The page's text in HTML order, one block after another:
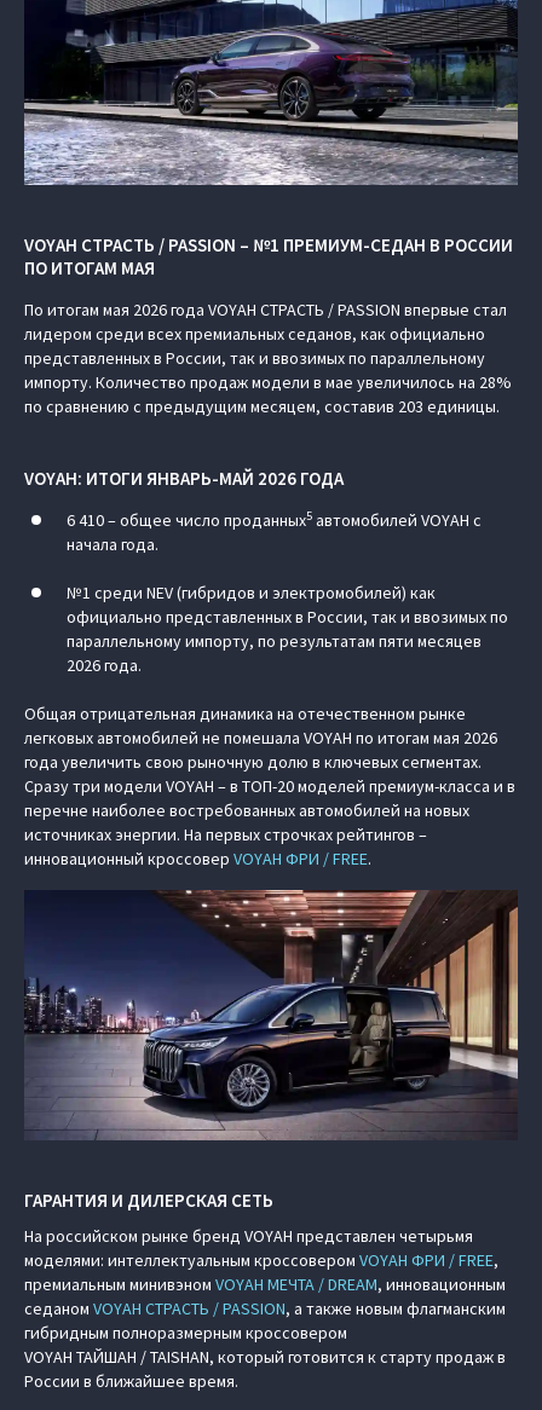
VOYAH СТРАСТЬ / PASSION – №1 ПРЕМИУМ-СЕДАН В РОССИИ
ПО ИТОГАМ МАЯ
По итогам мая 2026 года VOYAH СТРАСТЬ / PASSION впервые стал
лидером среди всех премиальных седанов, как официально
представленных в России, так и ввозимых по параллельному
импорту. Количество продаж модели в мае увеличилось на 28%
по сравнению с предыдущим месяцем, составив 203 единицы.
VOYAH: ИТОГИ ЯНВАРЬ-МАЙ 2026 ГОДА
6 410 – общее число проданных5 автомобилей VOYAH с
начала года.
№1 среди NEV (гибридов и электромобилей) как
официально представленных в России, так и ввозимых по
параллельному импорту, по результатам пяти месяцев
2026 года.
Общая отрицательная динамика на отечественном рынке
легковых автомобилей не помешала VOYAH по итогам мая 2026
года увеличить свою рыночную долю в ключевых сегментах.
Сразу три модели VOYAH – в ТОП-20 моделей премиум-класса и в
перечне наиболее востребованных автомобилей на новых
источниках энергии. На первых строчках рейтингов –
инновационный кроссовер VOYAH ФРИ / FREE.
ГАРАНТИЯ И ДИЛЕРСКАЯ СЕТЬ
На российском рынке бренд VOYAH представлен четырьмя
моделями: интеллектуальным кроссовером VOYAH ФРИ / FREE,
премиальным минивэном VOYAH МЕЧТА / DREAM, инновационным
седаном VOYAH СТРАСТЬ / PASSION, а также новым флагманским
гибридным полноразмерным кроссовером
VOYAH ТАЙШАН / TAISHAN, который готовится к старту продаж в
России в ближайшее время.